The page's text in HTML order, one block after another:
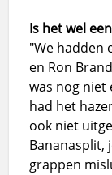
Is het wel
"We hadden
en Ron
was nog
had het
ook niet
Bananasplit,
grappen